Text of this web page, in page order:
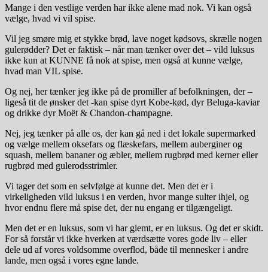
Mange i den vestlige verden har ikke alene mad nok. Vi kan også
vælge, hvad vi vil spise.
Vil jeg smøre mig et stykke brød, lave noget kødsovs, skrælle nogen
gulerødder? Det er faktisk – når man tænker over det – vild luksus
ikke kun at KUNNE få nok at spise, men også at kunne vælge,
hvad man VIL spise.
Og nej, her tænker jeg ikke på de promiller af befolkningen, der –
ligeså tit de ønsker det -kan spise dyrt Kobe-kød, dyr Beluga-kaviar
og drikke dyr Moët & Chandon-champagne.
Nej, jeg tænker på alle os, der kan gå ned i det lokale supermarked
og vælge mellem oksefars og flæskefars, mellem auberginer og
squash, mellem bananer og æbler, mellem rugbrød med kerner eller
rugbrød med gulerodsstrimler.
Vi tager det som en selvfølge at kunne det. Men det er i
virkeligheden vild luksus i en verden, hvor mange sulter ihjel, og
hvor endnu flere må spise det, der nu engang er tilgængeligt.
Men det er en luksus, som vi har glemt, er en luksus. Og det er skidt.
For så forstår vi ikke hverken at værdsætte vores gode liv – eller
dele ud af vores voldsomme overflod, både til mennesker i andre
lande, men også i vores egne lande.